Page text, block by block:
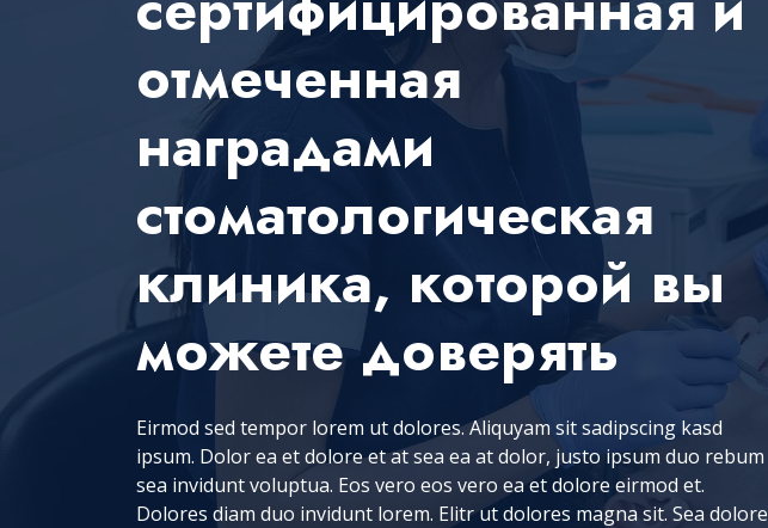
отмеченная
наградами
стоматологическая
клиника, которой вы
можете доверять
Eirmod sed tempor lorem ut dolores. Aliquyam sit sadipscing kasd
ipsum. Dolor ea et dolore et at sea ea at dolor, justo ipsum duo rebum
sea invidunt voluptua. Eos vero eos vero ea et dolore eirmod et.
Dolores diam duo invidunt lorem. Elitr ut dolores magna sit. Sea dolore